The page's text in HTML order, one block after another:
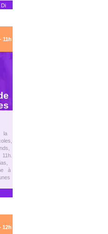
Di
11h
la
à
12h